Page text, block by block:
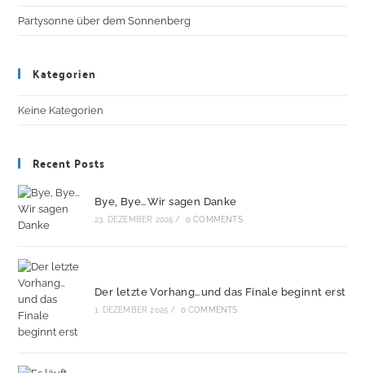
Partysonne über dem Sonnenberg
Kategorien
Keine Kategorien
Recent Posts
Bye, Bye…Wir sagen Danke
23. DEZEMBER 2025 / 0 COMMENTS
Der letzte Vorhang…und das Finale beginnt erst
1. DEZEMBER 2025 / 0 COMMENTS